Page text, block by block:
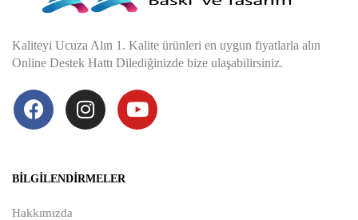
Kaliteyi Ucuza Alın 1. Kalite ürünleri en uygun fiyatlarla alın
Online Destek Hattı Dilediğinizde bize ulaşabilirsiniz.
BILGILENDIRMELER
Hakkımızda